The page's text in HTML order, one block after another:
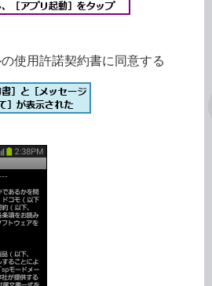
使用許諾契約書に同意する